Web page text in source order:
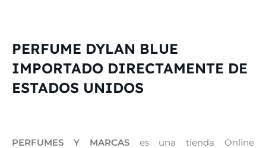
PERFUME DYLAN BLUE
IMPORTADO DIRECTAMENTE DE
ESTADOS UNIDOS
PERFUMES Y MARCASes una tienda Online